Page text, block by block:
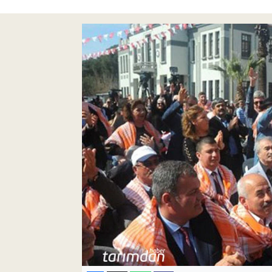
Pankobirlik
Et fiyatları
Tarım Bilgisi
Yetiştirici Soruyor
Dünyada Tarım
Üretici Birlikleri
Şeker ve Şekerli Mamüller
Tahıllar ve Baklagiller